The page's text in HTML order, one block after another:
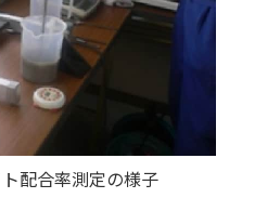
配合率測定の様子